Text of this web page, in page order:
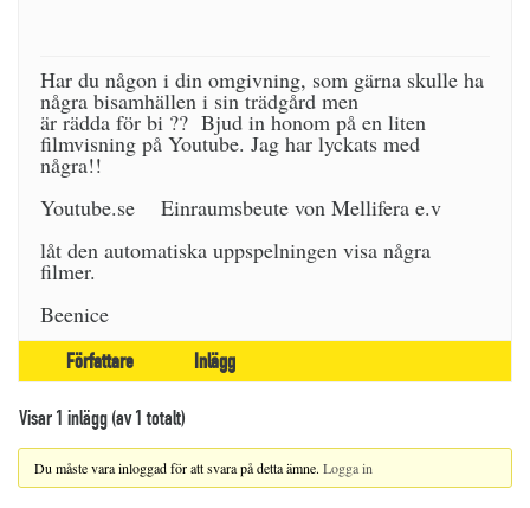
Har du någon i din omgivning, som gärna skulle ha
några bisamhällen i sin trädgård men
är rädda för bi ?? Bjud in honom på en liten
filmvisning på Youtube. Jag har lyckats med
några!!
Youtube.se Einraumsbeute von Mellifera e.v
låt den automatiska uppspelningen visa några
filmer.
Beenice
Författare Inlägg
Visar 1 inlägg (av 1 totalt)
Du måste vara inloggad för att svara på detta ämne. Logga in